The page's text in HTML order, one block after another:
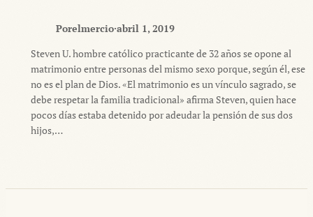
Porelmercio·abril 1, 2019
Steven U. hombre católico practicante de 32 años se opone al
matrimonio entre personas del mismo sexo porque, según él, ese
no es el plan de Dios. «El matrimonio es un vínculo sagrado, se
debe respetar la familia tradicional» afirma Steven, quien hace
pocos días estaba detenido por adeudar la pensión de sus dos
hijos,…